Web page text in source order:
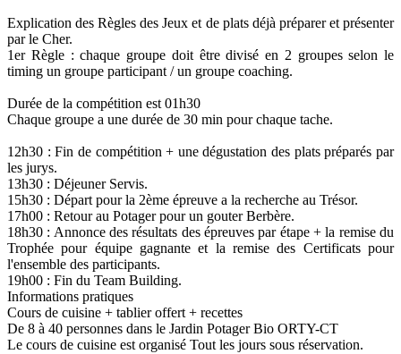
Explication des Règles des Jeux et de plats déjà préparer et présenter
par le Cher.
1er Règle : chaque groupe doit être divisé en 2 groupes selon le
timing un groupe participant / un groupe coaching.
Durée de la compétition est 01h30
Chaque groupe a une durée de 30 min pour chaque tache.
12h30 : Fin de compétition + une dégustation des plats préparés par
les jurys.
13h30 : Déjeuner Servis.
15h30 : Départ pour la 2ème épreuve a la recherche au Trésor.
17h00 : Retour au Potager pour un gouter Berbère.
18h30 : Annonce des résultats des épreuves par étape + la remise du
Trophée pour équipe gagnante et la remise des Certificats pour
l'ensemble des participants.
19h00 : Fin du Team Building.
Informations pratiques
Cours de cuisine + tablier offert + recettes
De 8 à 40 personnes dans le Jardin Potager Bio ORTY-CT
Le cours de cuisine est organisé Tout les jours sous réservation.